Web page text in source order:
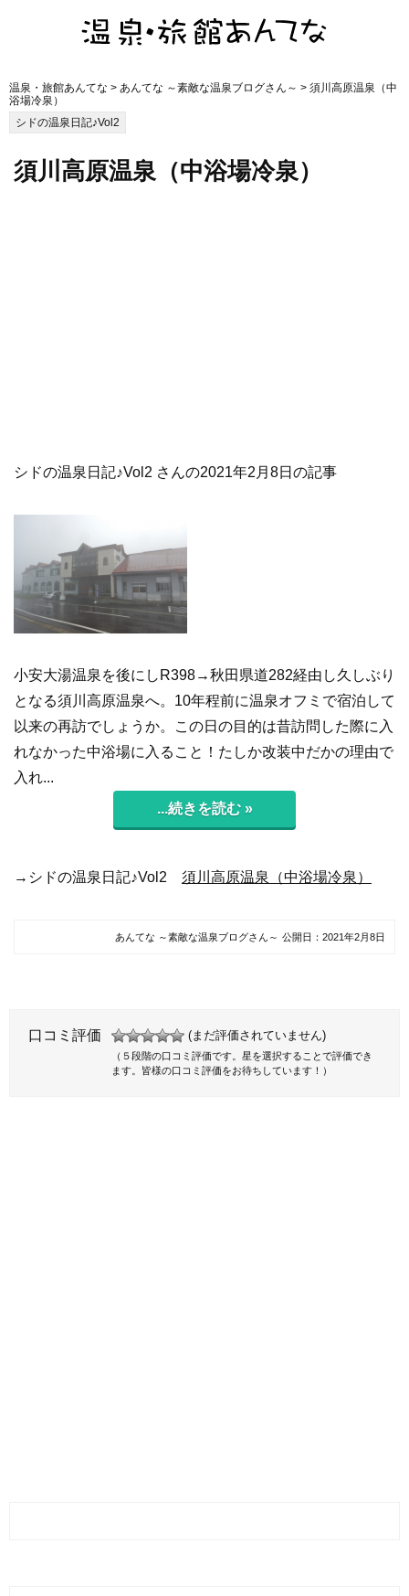
温泉・旅館あんてな > あんてな ～素敵な温泉ブログさん～ > 須川高原温泉（中
浴場冷泉）
シドの温泉日記♪Vol2
須川高原温泉（中浴場冷泉）
シドの温泉日記♪Vol2 さんの2021年2月8日の記事
小安大湯温泉を後にしR398→秋田県道282経由し久しぶり
となる須川高原温泉へ。10年程前に温泉オフミで宿泊して
以来の再訪でしょうか。この日の目的は昔訪問した際に入
れなかった中浴場に入ること！たしか改装中だかの理由で
入れ...
...続きを読む »
→シドの温泉日記♪Vol2 須川高原温泉（中浴場冷泉）
あんてな ～素敵な温泉ブログさん～ 公開日： 2021年2月8日
口コミ評価 (まだ評価されていません)
（５段階の口コミ評価です。星を選択することで評価でき
ます。皆様の口コミ評価をお待ちしています！）